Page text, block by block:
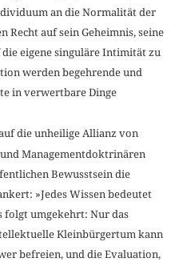
an die Normalität der
Recht auf sein Geheimnis, seine
eigene singuläre Intimität zu
werden begehrende und
in verwertbare Dinge
die unheilige Allianz von
Managementdoktrinären
Bewusstsein die
»Jedes Wissen bedeutet
folgt umgekehrt: Nur das
Kleinbürgertum kann
befreien, und die Evaluation,